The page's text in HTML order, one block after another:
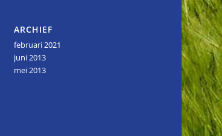
ARCHIEF
februari 2021
juni 2013
mei 2013